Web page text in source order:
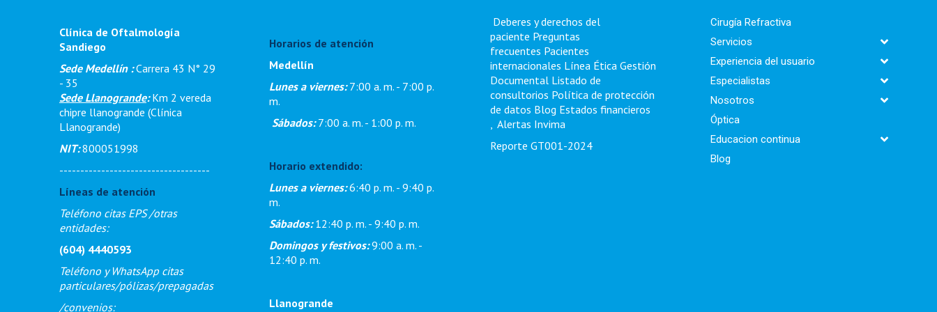
Clínica de Oftalmología
Sandiego
Sede Medellín : Carrera 43 N° 29
- 35
Sede Llanogrande:Km 2 vereda
chipre llanogrande (Clínica
Llanogrande)
NIT:800051998
------------------------------------
Líneas de atención
Teléfono citas EPS /otras
entidades:
(604) 4440593
Teléfono y WhatsApp citas
particulares/pólizas/prepagadas
/convenios:
Horarios de atención
Medellín
Lunes a viernes:7:00 a. m. - 7:00 p.
m.
Sábados:7:00 a. m. - 1:00 p. m.
Horario extendido:
Lunes a viernes:6:40 p. m. - 9:40 p.
m.
Sábados:12:40 p. m. - 9:40 p. m.
Domingos y festivos:9:00 a. m. -
12:40 p. m.
Llanogrande
Deberes y derechos del
paciente Preguntas
frecuentes Pacientes
internacionales Línea Ética Gestión
Documental Listado de
consultorios Política de protección
de datos Blog Estados financieros
Alertas Invima
Reporte GT001-2024
Cirugía Refractiva
Servicios
Experiencia del usuario
Especialistas
Nosotros
Óptica
Educacion continua
Blog